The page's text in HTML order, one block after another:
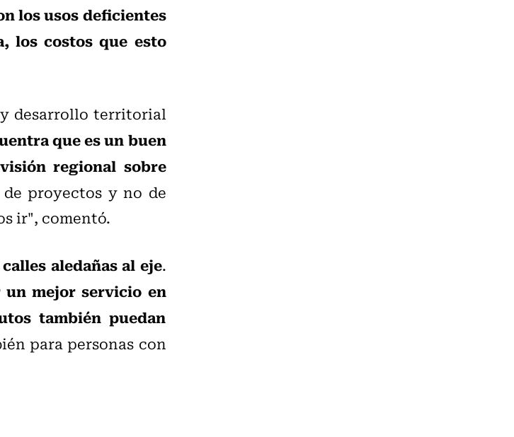
los usos deficientes
los costos que esto
desarrollo territorial
que es un buen
regional sobre
proyectos y no de
ir", comentó.
aledañas al eje.
un mejor servicio en
también puedan
para personas con